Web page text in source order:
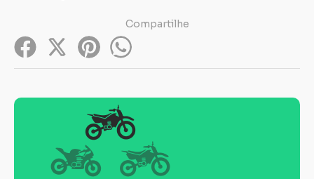
Compartilhe